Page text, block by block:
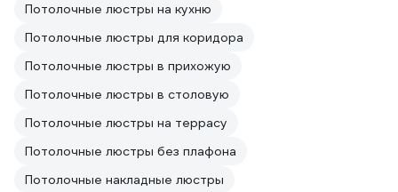
Потолочные люстры на кухню
Потолочные люстры для коридора
Потолочные люстры в прихожую
Потолочные люстры в столовую
Потолочные люстры на террасу
Потолочные люстры без плафона
Потолочные накладные люстры